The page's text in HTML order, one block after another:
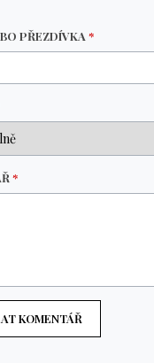
PŘEZDÍVKA*
*
KOMENTÁŘ